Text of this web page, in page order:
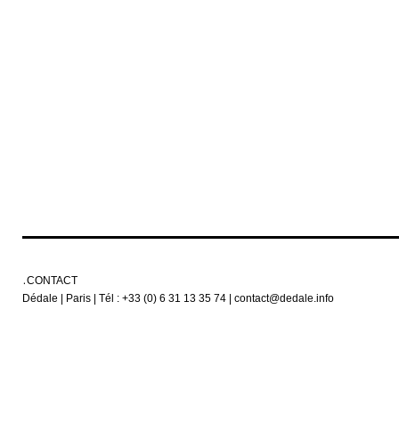
CONTACT
Dédale | Paris | Tél : +33 (0) 6 31 13 35 74 | contact@dedale.info